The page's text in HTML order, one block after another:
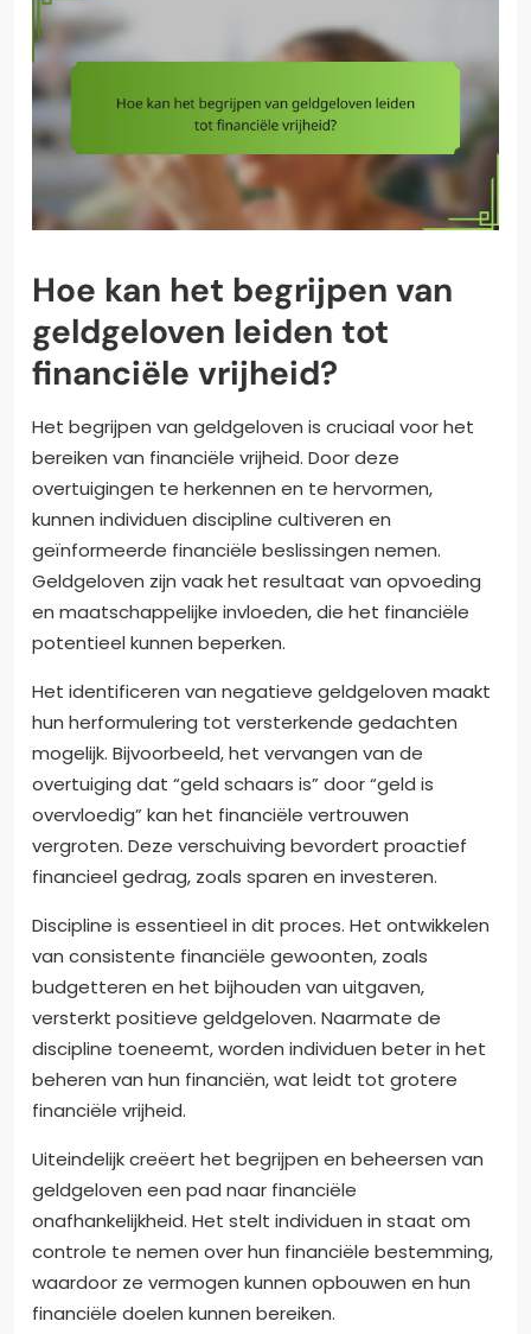
Hoe kan het begrijpen van
geldgeloven leiden tot
financiële vrijheid?
Het begrijpen van geldgeloven is cruciaal voor het
bereiken van financiële vrijheid. Door deze
overtuigingen te herkennen en te hervormen,
kunnen individuen discipline cultiveren en
geïnformeerde financiële beslissingen nemen.
Geldgeloven zijn vaak het resultaat van opvoeding
en maatschappelijke invloeden, die het financiële
potentieel kunnen beperken.
Het identificeren van negatieve geldgeloven maakt
hun herformulering tot versterkende gedachten
mogelijk. Bijvoorbeeld, het vervangen van de
overtuiging dat “geld schaars is” door “geld is
overvloedig” kan het financiële vertrouwen
vergroten. Deze verschuiving bevordert proactief
financieel gedrag, zoals sparen en investeren.
Discipline is essentieel in dit proces. Het ontwikkelen
van consistente financiële gewoonten, zoals
budgetteren en het bijhouden van uitgaven,
versterkt positieve geldgeloven. Naarmate de
discipline toeneemt, worden individuen beter in het
beheren van hun financiën, wat leidt tot grotere
financiële vrijheid.
Uiteindelijk creëert het begrijpen en beheersen van
geldgeloven een pad naar financiële
onafhankelijkheid. Het stelt individuen in staat om
controle te nemen over hun financiële bestemming,
waardoor ze vermogen kunnen opbouwen en hun
financiële doelen kunnen bereiken.